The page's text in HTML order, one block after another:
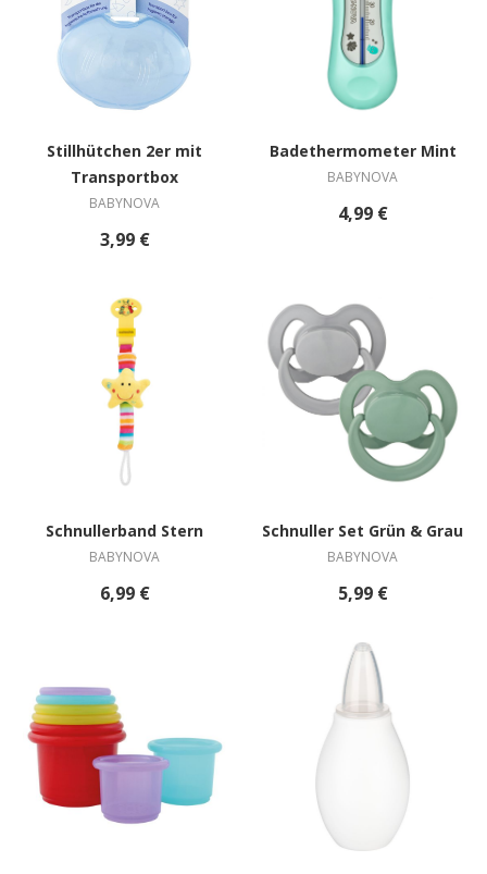
Stillhütchen 2er mit
Transportbox
BABYNOVA
3,99 €
Badethermometer Mint
BABYNOVA
4,99 €
Schnullerband Stern
BABYNOVA
6,99 €
Schnuller Set Grün & Grau
BABYNOVA
5,99 €